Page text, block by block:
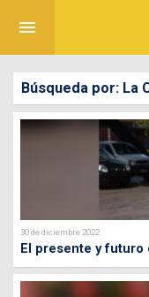
menu
Búsqueda por: La
30 de diciembre 2022
El presente y futuro